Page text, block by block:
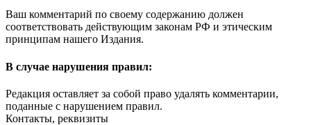
Ваш комментарий по своему содержанию должен
соответствовать действующим законам РФ и этическим
принципам нашего Издания.
В случае нарушения правил:
Редакция оставляет за собой право удалять комментарии,
поданные с нарушением правил.
Контакты, реквизиты